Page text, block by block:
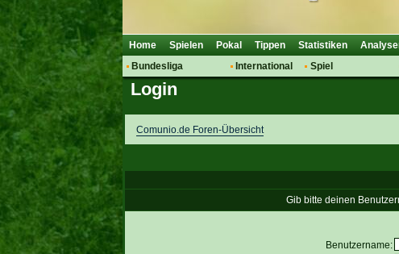
Home Spielen Pokal Tippen Statistiken
Bundesliga
Hot News
Spielanalyse
Vereinsdiskussion
International
Spiel
Login
Comunio.de Foren-Übersicht
Gib bitte deinen
Benutzername: